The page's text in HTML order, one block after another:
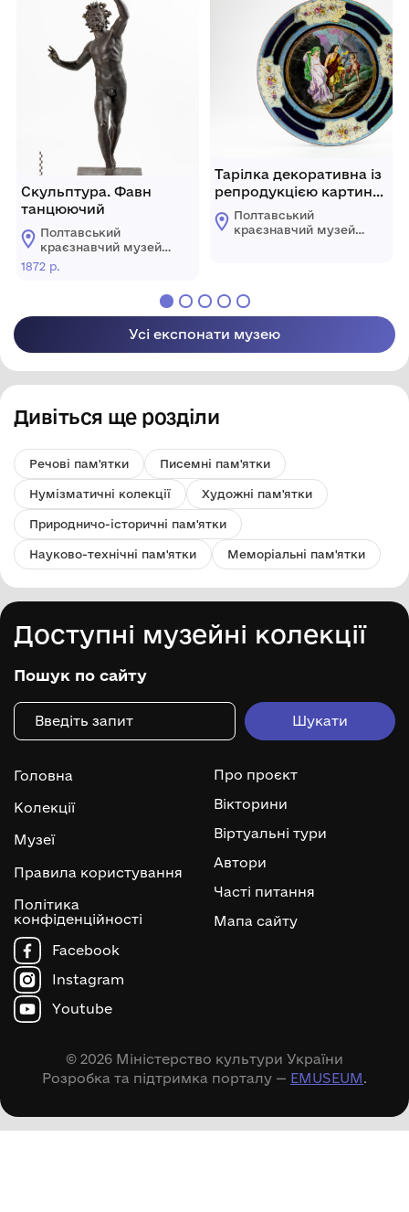
Скульптура. Фавн
танцюючий
Полтавський
краєзнавчий музей
імені Василя
Кричевського
1872 р.
Тарілка декоративна із
репродукцією картини
Ангеліки Кауфман
«Орфей і Еврідіка на
Полтавський
краєзнавчий музей
Усі експонати музею
Дивіться ще розділи
Речові пам'ятки Писемні пам'ятки
Нумізматичні колекції Художні пам'ятки
Природничо-історичні пам'ятки
Науково-технічні пам'ятки Меморіальні пам'ятки
Доступні музейні колекції
Пошук по сайту
Головна
Колекції
Музеї
Правила користування
Політика
конфіденційності
Про проєкт
Вікторини
Віртуальні тури
Автори
Часті питання
Мапа сайту
Facebook
Instagram
Youtube
© 2026 Міністерство культури України
Розробка та підтримка порталу — EMUSEUM.